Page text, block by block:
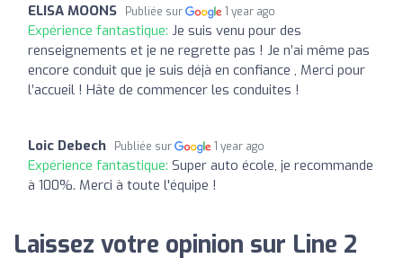
ELISA MOONS Publiée sur 1 year ago
Expérience fantastique: Je suis venu pour des
renseignements et je ne regrette pas ! Je n’ai même pas
encore conduit que je suis déjà en confiance , Merci pour
l’accueil ! Hâte de commencer les conduites !
Loic Debech Publiée sur 1 year ago
Expérience fantastique: Super auto école, je recommande
à 100%. Merci à toute l'équipe !
Laissez votre opinion sur Line 2